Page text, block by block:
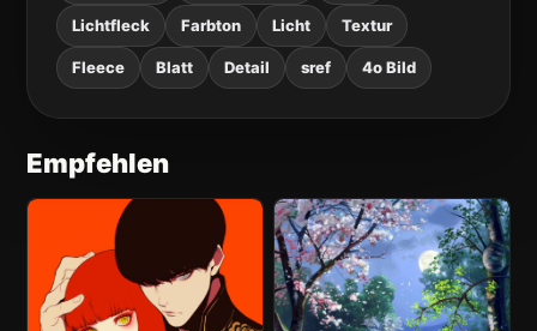
Lichtfleck Farbton Licht Textur
Fleece Blatt Detail sref 4o Bild
Empfehlen